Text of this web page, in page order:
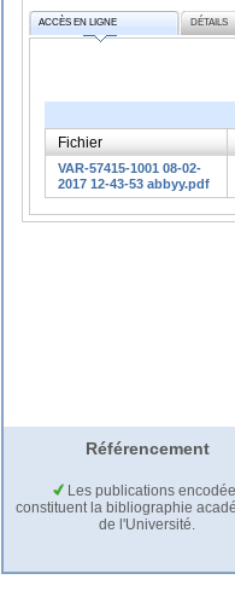
ACCÈS EN LIGNE DÉTAILS
Fichier
VAR-57415-1001 08-02-
2017 12-43-53 abbyy.pdf
Référencement
Les publications
constituent la bibliographie
de l'Université.